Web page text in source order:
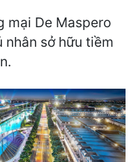
mại De Maspero
nhân sở hữu tiềm